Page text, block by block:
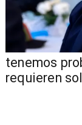
"Los
la comuna